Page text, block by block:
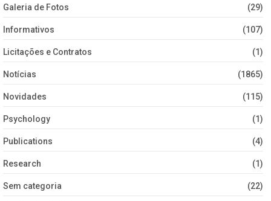
Galeria de Fotos (29)
Informativos (107)
Licitações e Contratos (1)
Notícias (1865)
Novidades (115)
Psychology (1)
Publications (4)
Research (1)
Sem categoria (22)